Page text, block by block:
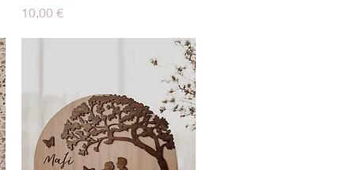
Τιμή
10,00 €